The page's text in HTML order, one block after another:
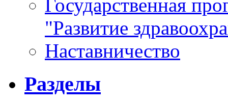
Государственная
"Развитие
Наставничество
Разделы